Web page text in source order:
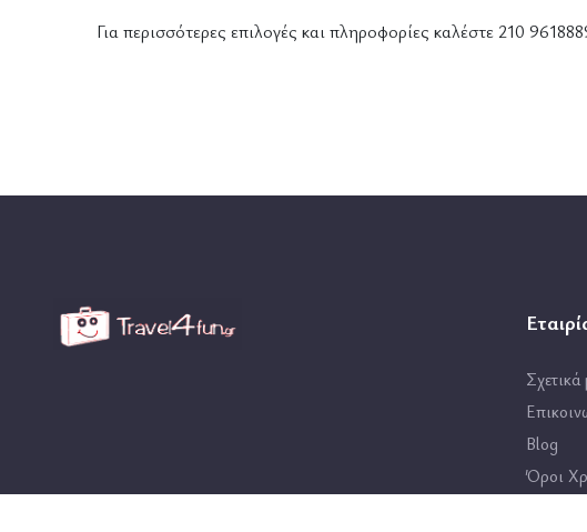
Για περισσότερες επιλογές και πληροφορίες καλέστε 210
Σχετικά
Blog
Όροι